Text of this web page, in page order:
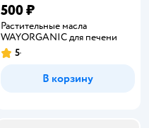
500 ₽
Растительные масла
WAYORGANIC для печени
Рейтинг:
5
В корзину